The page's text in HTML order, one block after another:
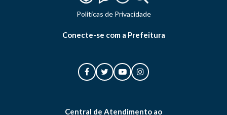
Politicas de Privacidade
Conecte-se com a Prefeitura
Central de Atendimento ao